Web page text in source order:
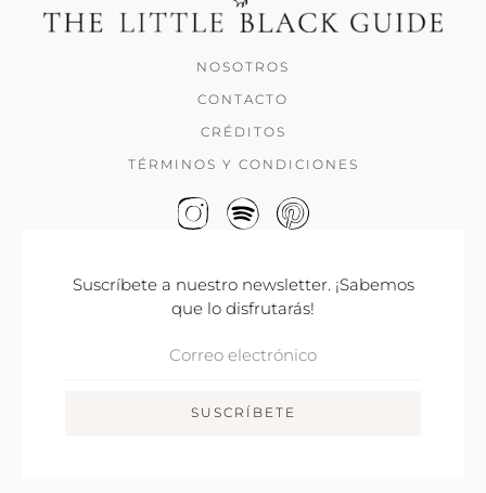
NOSOTROS
CONTACTO
CRÉDITOS
TÉRMINOS Y CONDICIONES
Suscríbete a nuestro newsletter. ¡Sabemos
que lo disfrutarás!
SUSCRÍBETE